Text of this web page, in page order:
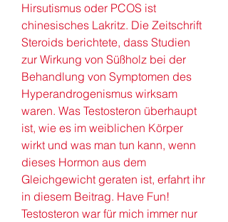
Hirsutismus oder PCOS ist
chinesisches Lakritz. Die Zeitschrift
Steroids berichtete, dass Studien
zur Wirkung von Süßholz bei der
Behandlung von Symptomen des
Hyperandrogenismus wirksam
waren. Was Testosteron überhaupt
ist, wie es im weiblichen Körper
wirkt und was man tun kann, wenn
dieses Hormon aus dem
Gleichgewicht geraten ist, erfahrt ihr
in diesem Beitrag. Have Fun!
Testosteron war für mich immer nur